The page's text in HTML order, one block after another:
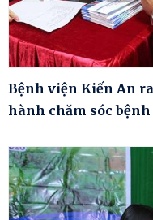
Bệnh viện Kiến An
hành chăm sóc